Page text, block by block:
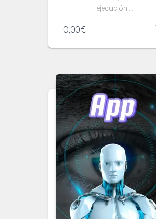
ejecución …
0,00€